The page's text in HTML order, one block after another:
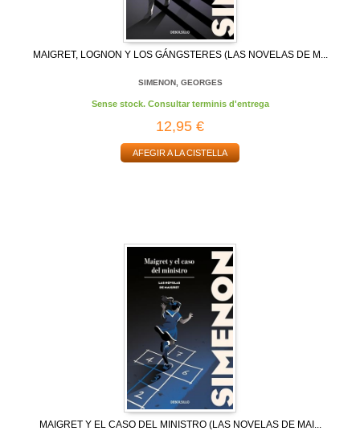
MAIGRET, LOGNON Y LOS GÁNGSTERES (LAS NOVELAS DE M...
SIMENON, GEORGES
Sense stock. Consultar terminis d'entrega
12,95 €
AFEGIR A LA CISTELLA
MAIGRET Y EL CASO DEL MINISTRO (LAS NOVELAS DE MAI...